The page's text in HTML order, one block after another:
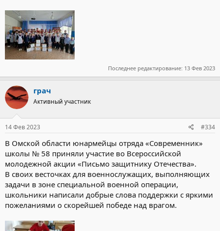
Последнее редактирование: 13 Фев 2023
грач
Активный участник
14 Фев 2023 #334
В Омской области юнармейцы отряда «Современник»
школы № 58 приняли участие во Всероссийской
молодежной акции «Письмо защитнику Отечества».
В своих весточках для военнослужащих, выполняющих
задачи в зоне специальной военной операции,
школьники написали добрые слова поддержки с яркими
пожеланиями о скорейшей победе над врагом.